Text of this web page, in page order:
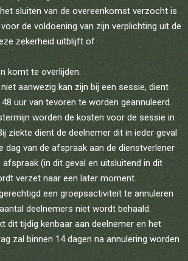
sluiten van de overeenkomst verzocht is
de voldoening van zijn verplichting uit de
zekerheid uitblijft of
komt te overlijden.
aanwezig kan zijn bij een sessie, dient
uur van tevoren te worden geannuleerd.
worden de kosten voor de sessie in
ziekte dient de deelnemer dit in ieder geval
dag van de afspraak aan de dienstverlener
(in dit geval en uitsluitend in dit
verzet naar een later moment.
een groepsactiviteit te annuleren
deelnemers niet wordt behaald.
dit tijdig kenbaar aan deelnemer en het
zal binnen 14 dagen na annulering worden